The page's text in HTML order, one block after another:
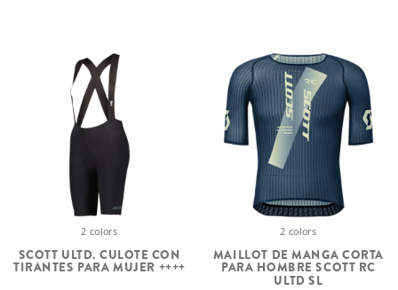
2 colors
SCOTT ULTD. CULOTE CON
TIRANTES PARA MUJER ++++
2 colors
MAILLOT DE MANGA CORTA
PARA HOMBRE SCOTT RC
ULTD SL